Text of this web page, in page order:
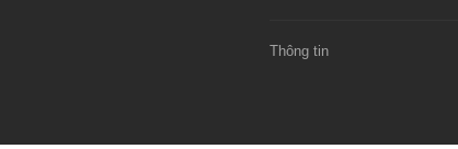
Thông tin